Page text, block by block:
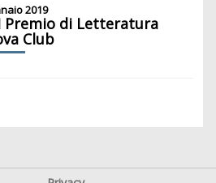
2019
Premio di Letteratura
Club